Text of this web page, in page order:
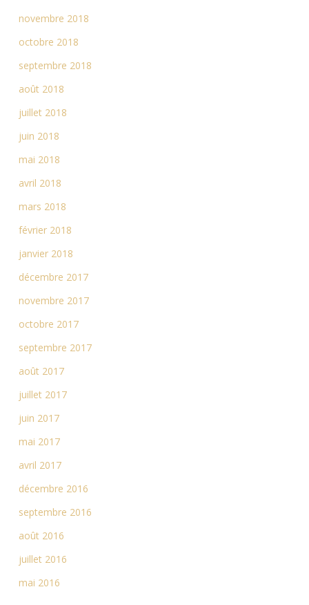
novembre 2018
octobre 2018
septembre 2018
août 2018
juillet 2018
juin 2018
mai 2018
avril 2018
mars 2018
février 2018
janvier 2018
décembre 2017
novembre 2017
octobre 2017
septembre 2017
août 2017
juillet 2017
juin 2017
mai 2017
avril 2017
décembre 2016
septembre 2016
août 2016
juillet 2016
mai 2016